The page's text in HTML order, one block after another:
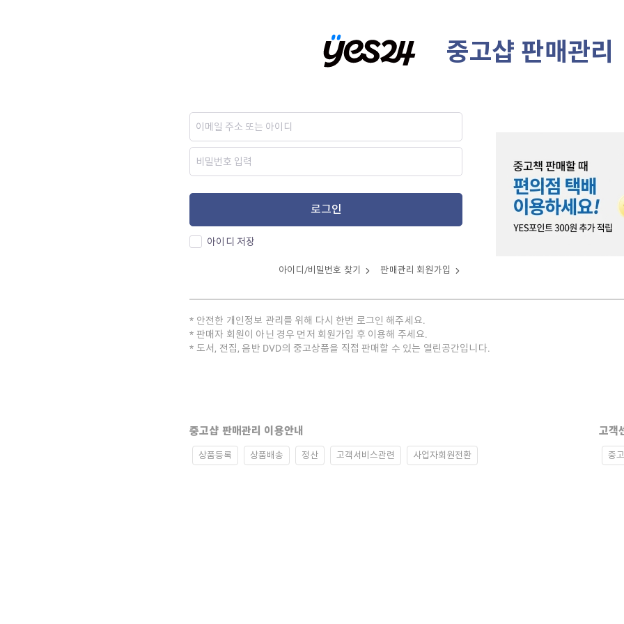
중고샵 판매관리
로그인
아이디 저장
아이디/비밀번호 찾기 판매관리 회원가입
안전한 개인정보 관리를 위해 다시 한번 로그인 해주세요.
판매자 회원이 아닌 경우 먼저 회원가입 후 이용해 주세요.
도서, 전집, 음반 DVD의 중고상품을 직접 판매할 수 있는 열린공간입니다.
중고샵 판매관리 이용안내
상품등록 상품배송 정산 고객서비스관련 사업자회원전환
고객
중